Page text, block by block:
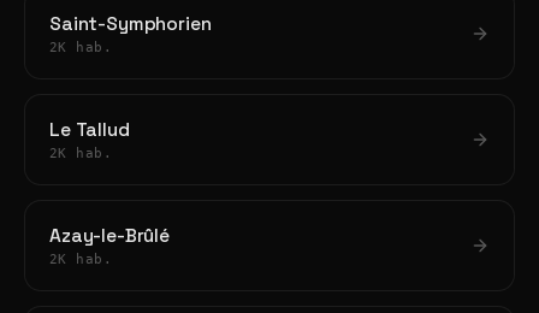
Saint-Symphorien
2K hab.
Le Tallud
2K hab.
Azay-le-Brûlé
2K hab.